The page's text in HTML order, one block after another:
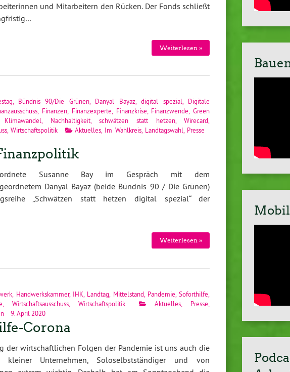
und Mitarbeitern den Rücken. Der Fonds schließt
Weiterlesen »
, Bündnis 90/Die Grünen, Danyal Bayaz,digital spezial, Digitale
, Finanzen, Finanzexperte, Finanzkrise, Finanzwende,Green
Klimawandel, Nachhaltigkeit,schwätzen statt hetzen,Wirecard,
, Wirtschaftspolitik Aktuelles, Im Wahlkreis, Landtagswahl, Presse
Susanne Bay im Gespräch mit dem
Danyal Bayaz (beide Bündnis 90 / Die Grünen)
„Schwätzen statt hetzen digital spezial“ der
Weiterlesen »
Handwerkskammer, IHK Landtag Mittelstand Pandemie ,Soforthilfe
Wirtschaftsausschuss, Wirtschaftspolitik Aktuelles Presse
9. April 2020
Corona
der wirtschaftlichen Folgen der Pandemie ist uns auch die
kleiner Unternehmen, Soloselbstständiger und von